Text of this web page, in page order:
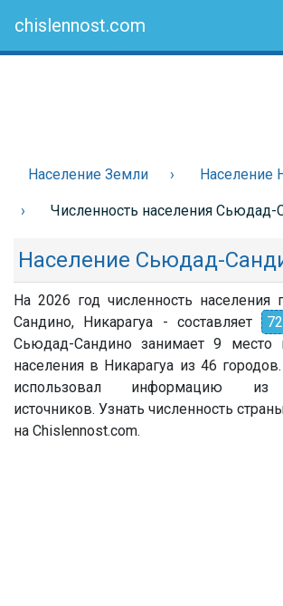
chislennost.com
Население Земли Население
Численность населения Сьюдад-
Население Сьюдад-
На 2026 год численность населения
Сандино, Никарагуа - составляет
Сьюдад-Сандино занимает 9 место
населения в Никарагуа из 46
использовал информацию из
источников. Узнать численность
на Chislennost.com.